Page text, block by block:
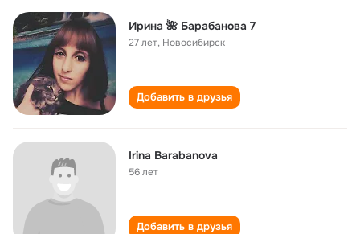
Ирина 🌺 Барабанова 7
27 лет, Новосибирск
Добавить в друзья
Irina Barabanova
56 лет
Добавить в друзья